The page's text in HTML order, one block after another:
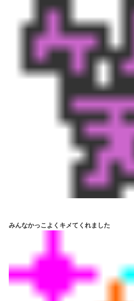
みんなかっこよくキメてくれました